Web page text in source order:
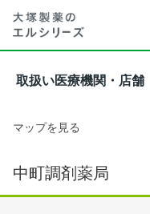
取扱い医療機関・店舗
マップを見る
中町調剤薬局